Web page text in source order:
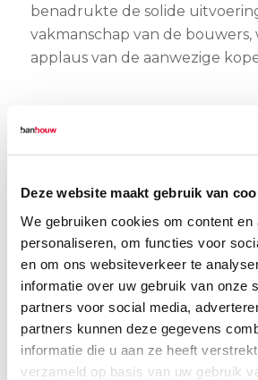
Deze website maakt gebruik van
We gebruiken cookies om content en
personaliseren, om functies voor
en om ons websiteverkeer te
informatie over uw gebruik van onze
partners voor social media,
partners kunnen deze gegevens
informatie die u aan ze heeft
verzameld op basis van uw gebruik
benadrukte de solide
vakmanschap van de bouwers,
applaus van de aanwezige
Ook werd er vooruitgekeken
volgende fase: “Nu we de